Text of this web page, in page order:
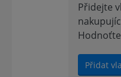
Přidejte
Přidat